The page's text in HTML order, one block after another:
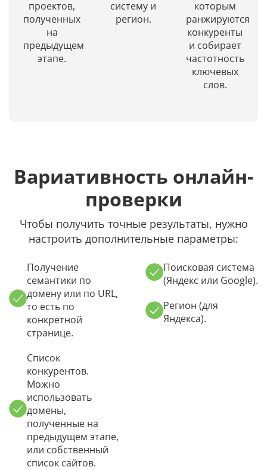
проектов,
полученных
на
предыдущем
этапе.
систему и
регион.
которым
ранжируются
конкуренты
и собирает
частотность
ключевых
слов.
Вариативность онлайн-
проверки
Чтобы получить точные результаты, нужно
настроить дополнительные параметры:
Получение
семантики по
домену или по URL,
то есть по
конкретной
странице.
Список
конкурентов.
Можно
использовать
домены,
полученные на
предыдущем этапе,
или собственный
список сайтов.
Поисковая система
(Яндекс или Google).
Регион (для
Яндекса).